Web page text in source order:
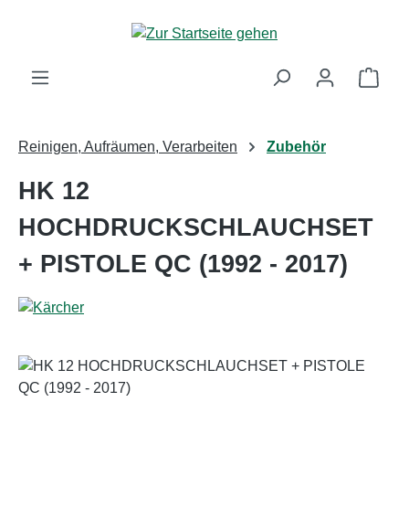
Zum Hauptinhalt springen
Reinigen, Aufräumen, Verarbeiten Zubehör
HK 12
HOCHDRUCKSCHLAUCHSET
+ PISTOLE QC (1992 - 2017)